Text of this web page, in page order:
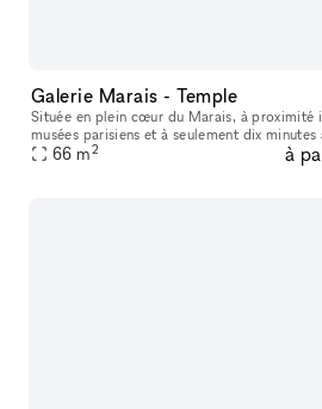
Galerie Marais - Temple
Située en plein cœur du Marais, à proximité
musées parisiens et à seulement dix
cette galerie bénéficie d’un emplacement
66 m2 à